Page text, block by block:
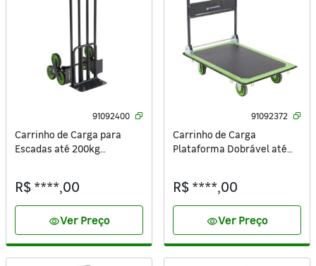
91092400
Carrinho de Carga para
Escadas até 200kg
R$ ****,00
visibilityVer Preço
91092372
Carrinho de Carga
Plataforma Dobrável até
R$ ****,00
visibilityVer Preço